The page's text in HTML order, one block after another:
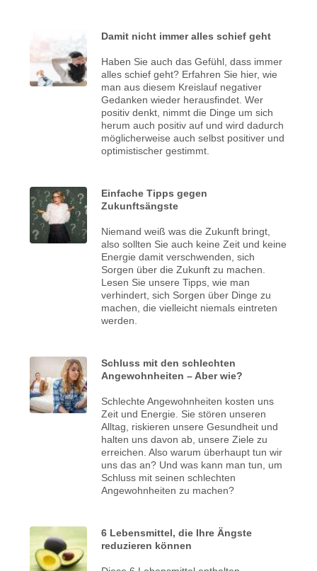
Damit nicht immer alles schief geht
Haben Sie auch das Gefühl, dass immer
alles schief geht? Erfahren Sie hier, wie
man aus diesem Kreislauf negativer
Gedanken wieder herausfindet. Wer
positiv denkt, nimmt die Dinge um sich
herum auch positiv auf und wird dadurch
möglicherweise auch selbst positiver und
optimistischer gestimmt.
Einfache Tipps gegen
Zukunftsängste
Niemand weiß was die Zukunft bringt,
also sollten Sie auch keine Zeit und keine
Energie damit verschwenden, sich
Sorgen über die Zukunft zu machen.
Lesen Sie unsere Tipps, wie man
verhindert, sich Sorgen über Dinge zu
machen, die vielleicht niemals eintreten
werden.
Schluss mit den schlechten
Angewohnheiten – Aber wie?
Schlechte Angewohnheiten kosten uns
Zeit und Energie. Sie stören unseren
Alltag, riskieren unsere Gesundheit und
halten uns davon ab, unsere Ziele zu
erreichen. Also warum überhaupt tun wir
uns das an? Und was kann man tun, um
Schluss mit seinen schlechten
Angewohnheiten zu machen?
6 Lebensmittel, die Ihre Ängste
reduzieren können